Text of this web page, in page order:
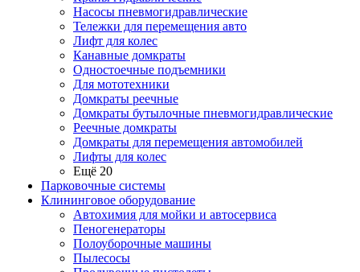
Насосы пневмогидравлические
Тележки для перемещения авто
Лифт для колес
Канавные домкраты
Одностоечные подъемники
Для мототехники
Домкраты реечные
Домкраты бутылочные пневмогидравлические
Реечные домкраты
Домкраты для перемещения автомобилей
Лифты для колес
Ещё 20
Парковочные системы
Клининговое оборудование
Автохимия для мойки и автосервиса
Пеногенераторы
Полоуборочные машины
Пылесосы